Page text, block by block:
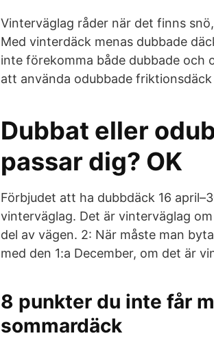
Vinterväglag råder när det finns
Med vinterdäck menas dubbade
inte förekomma både dubbade och
att använda odubbade
Dubbat eller
passar dig? OK
Förbjudet att ha dubbdäck 16
vinterväglag. Det är vinterväglag
del av vägen. 2: När måste man
med den 1:a December, om det är
8 punkter du inte får
sommardäck